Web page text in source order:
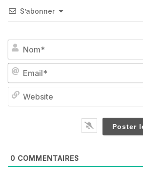
S’abonner
0 COMMENTAIRES